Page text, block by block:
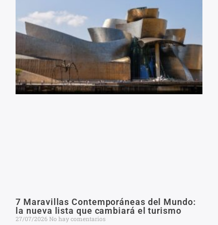
7 Maravillas Contemporáneas del Mundo:
la nueva lista que cambiará el turismo
27/07/2026 No hay comentarios